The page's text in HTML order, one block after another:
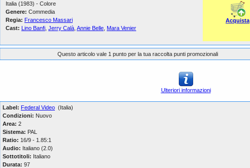
Italia (1983) - Colore
Genere: Commedia
Regia: Francesco Massari
Cast: Lino Banfi Jerry Calà Annie Belle Mara Venier
Acquista
Questo articolo vale 1 punto per la tua raccolta punti promozionali
Ulteriori informazioni
Label: Federal Video (Italia)
Condizioni: Nuovo
Area: 2
Sistema: PAL
Ratio: 16/9 - 1.85:1
Audio: Italiano (2.0)
Sottotitoli: Italiano
Durata: 97